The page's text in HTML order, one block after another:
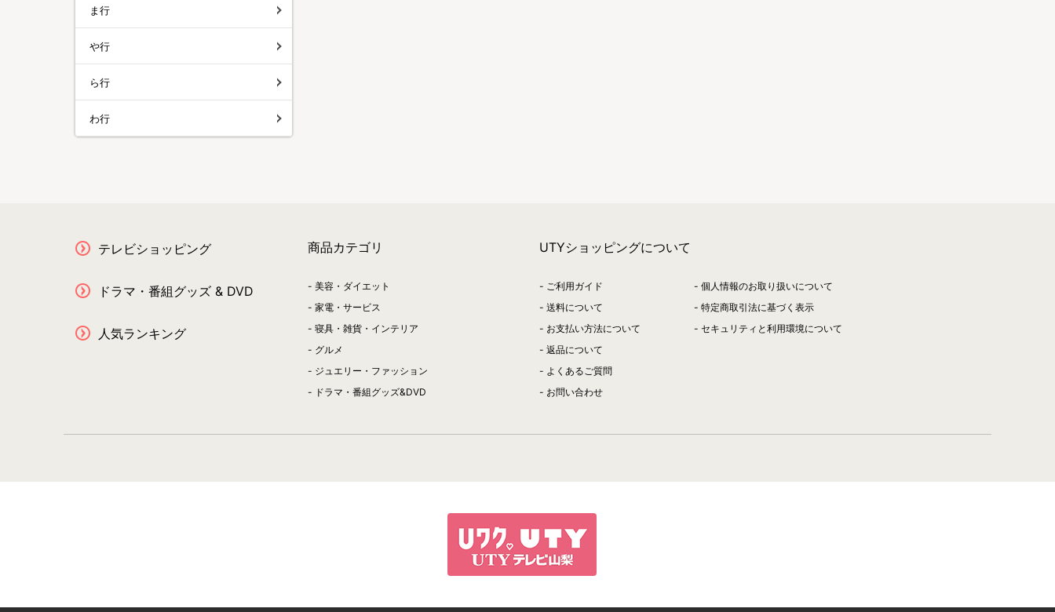
ま行
や行
ら行
わ行
テレビショッピング
ドラマ・番組グッズ & DVD
人気ランキング
商品カテゴリ
美容・ダイエット
家電・サービス
寝具・雑貨・インテリア
グルメ
ジュエリー・ファッション
ドラマ・番組グッズ&DVD
UTYショッピングについて
ご利用ガイド
送料について
お支払い方法について
返品について
よくあるご質問
お問い合わせ
個人情報のお取り扱いについて
特定商取引法に基づく表示
セキュリティと利用環境について